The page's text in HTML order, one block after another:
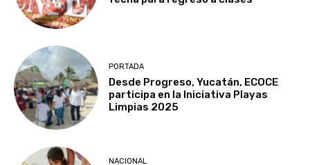
PORTADA
Desde Progreso, Yucatán, ECOCE
participa en la Iniciativa Playas
Limpias 2025
NACIONAL